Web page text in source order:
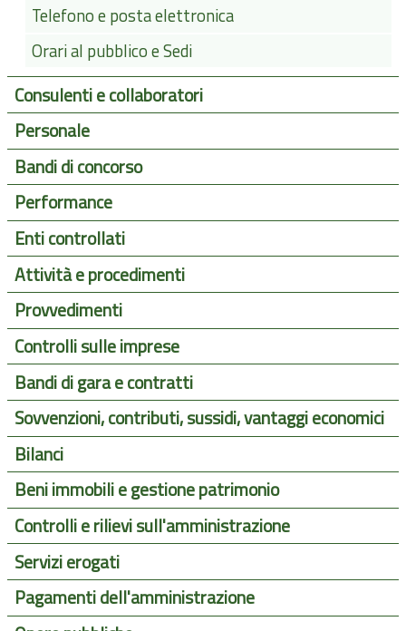
Telefono e posta elettronica
Orari al pubblico e Sedi
Consulenti e collaboratori
Personale
Bandi di concorso
Performance
Enti controllati
Attività e procedimenti
Provvedimenti
Controlli sulle imprese
Bandi di gara e contratti
Sovvenzioni, contributi, sussidi, vantaggi economici
Bilanci
Beni immobili e gestione patrimonio
Controlli e rilievi sull'amministrazione
Servizi erogati
Pagamenti dell'amministrazione